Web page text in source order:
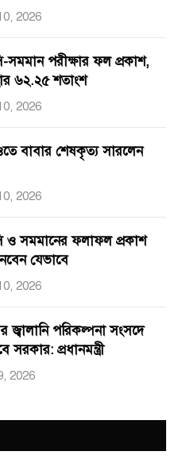
2026
পরীক্ষার ফল প্রকাশ,
৬২.২৫ শতাংশ
2026
বাবার শেষকৃত্য সারলেন
2026
সমমানের ফলাফল প্রকাশ
যেভাবে
2026
জ্বালানি পরিকল্পনা সংসদে
সরকার: প্রধানমন্ত্রী
2026